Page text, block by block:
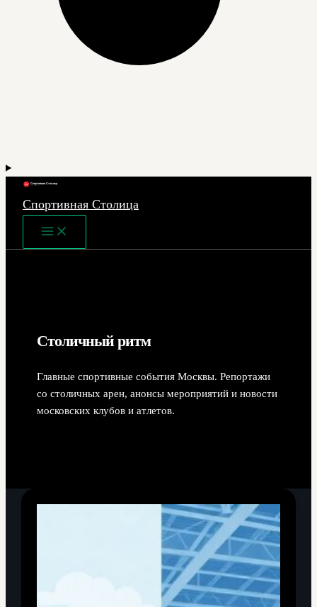
Спортивная Столица
Main
Menu
Столичный ритм
Главные спортивные события Москвы. Репортажи
со столичных арен, анонсы мероприятий и новости
московских клубов и атлетов.